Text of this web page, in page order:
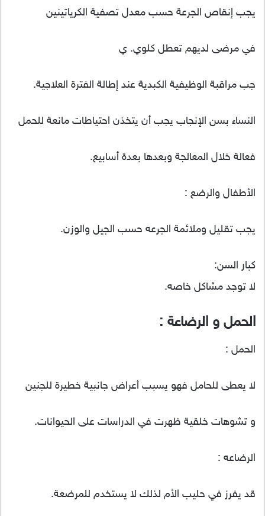
يجب إنقاص الجرعة حسب معدل تصفية الكرياتينين
في مرضى لديهم تعطل كلوي. ي
جب مراقبة الوظيفية الكبدية عند إطالة الفترة العلاجية.
النساء بسن الإنجاب يجب أن يتخذن احتياطات مانعة للحمل
فعالة خلال المعالجة وبعدها بعدة أسابيع.
الأطفال والرضع :
يجب تقليل وملائمة الجرعه حسب الجيل والوزن.
كبار السن:
لا توجد مشاكل خاصه.
الحمل و الرضاعة :
الحمل :
لا يعطى للحامل فهو يسبب أعراض جانبية خطيرة للجنين
و تشوهات خلقية ظهرت في الدراسات على الحيوانات.
الرضاعه :
قد يفرز في حليب الأم لذلك لا يستخدم للمرضعة.